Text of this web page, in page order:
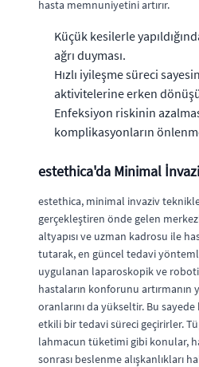
hasta memnuniyetini artırır.
Küçük kesilerle
ağrı duyması.
Hızlı iyileşme süreci
aktivitelerine erken
Enfeksiyon riskinin
komplikasyonların
estethica'da Minimal
estethica, minimal invaziv
gerçekleştiren önde gelen
altyapısı ve uzman kadrosu ile
tutarak, en güncel tedavi
uygulanan laparoskopik ve
hastaların konforunu artırmanın
oranlarını da yükseltir. Bu
etkili bir tedavi süreci geçirirler.
lahmacun tüketimi gibi konular,
sonrası beslenme alışkanlıkları